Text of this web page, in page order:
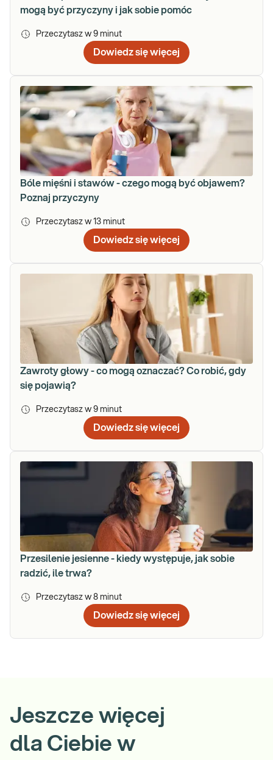
mogą być przyczyny i jak sobie pomóc
Przeczytasz w 9 minut
Dowiedz się więcej
Bóle mięśni i stawów - czego mogą być objawem?
Poznaj przyczyny
Przeczytasz w 13 minut
Dowiedz się więcej
Zawroty głowy - co mogą oznaczać? Co robić, gdy
się pojawią?
Przeczytasz w 9 minut
Dowiedz się więcej
Przesilenie jesienne - kiedy występuje, jak sobie
radzić, ile trwa?
Przeczytasz w 8 minut
Dowiedz się więcej
Jeszcze więcej
dla Ciebie w